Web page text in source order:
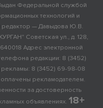
Федеральной службой
технологий и
редактор — Давыдова Ю.В.
Советская ул., д. 128,
Адрес электронной
редакции: 8 (3452)
8 (3452) 69-98-08
рекламодателем.
за достоверность
объявлениях. 18+